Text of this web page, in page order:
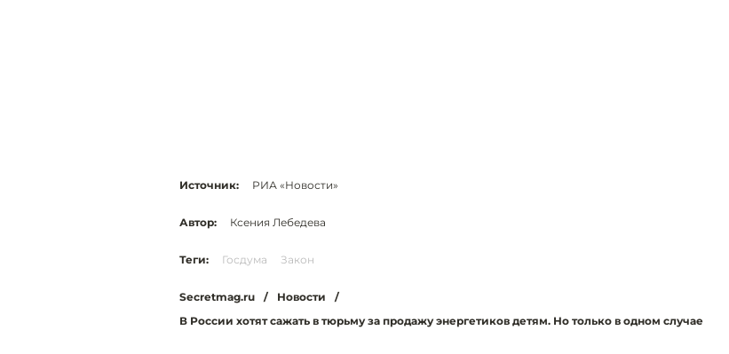
Источник: РИА «Новости»
Автор: Ксения Лебедева
Теги: Госдума Закон
Secretmag.ru / Новости
/
В России хотят сажать в тюрьму за продажу энергетиков детям. Но только в одном случае